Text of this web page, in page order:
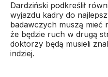
Dardziński podkreślił
wyjazdu kadry do
badawczych muszą mieć
że będzie ruch w drugą
doktorzy będą musieli
indziej.